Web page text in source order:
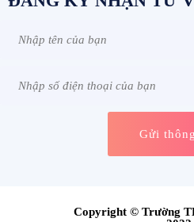
Copyright © Trường